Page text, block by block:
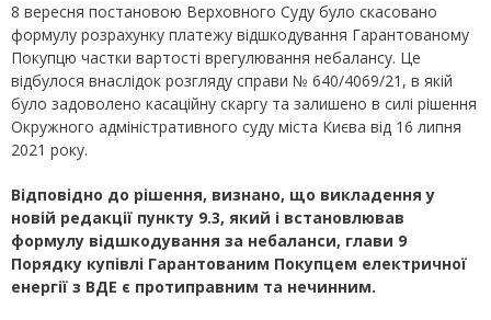
8 вересня постановою Верховного Суду було скасовано
формулу розрахунку платежу відшкодування Гарантованому
Покупцю частки вартості врегулювання небалансу. Це
відбулося внаслідок розгляду справи № 640/4069/21, в якій
було задоволено касаційну скаргу та залишено в силі рішення
Окружного адміністративного суду міста Києва від 16 липня
2021 року.
Відповідно до рішення, визнано, що викладення у
новій редакції пункту 9.3, який і встановлював
формулу відшкодування за небаланси, глави 9
Порядку купівлі Гарантованим Покупцем електричної
енергії з ВДЕ є протиправним та нечинним.